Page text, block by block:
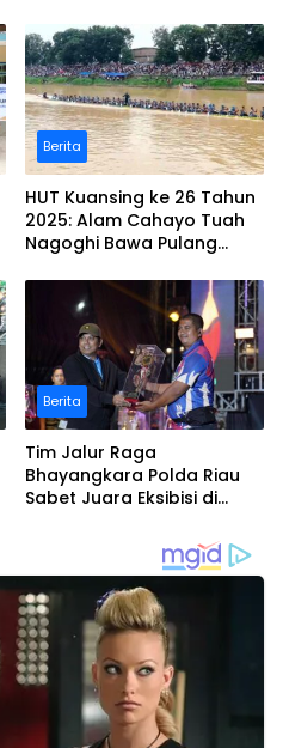
Berita
HUT Kuansing ke 26 Tahun
2025: Alam Cahayo Tuah
Nagoghi Bawa Pulang
Berita
Tim Jalur Raga
Bhayangkara Polda Riau
Sabet Juara Eksibisi di